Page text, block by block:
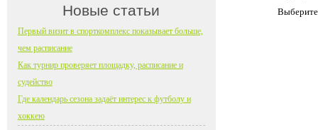
Новые статьи
Первый визит в спорткомплекс показывает больше,
чем расписание
Как турнир проверяет площадку, расписание и
судейство
Где календарь сезона задаёт интерес к футболу и
хоккею